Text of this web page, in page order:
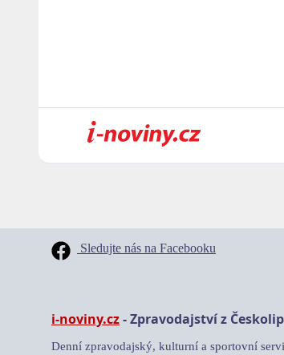
Sledujte nás na Facebooku
i-noviny.cz- Zpravodajství z
Denní zpravodajský, kulturní a sportovní